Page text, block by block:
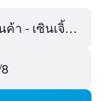
สถานีรถไฟศูนย์ประชุมและแสดงสินค้า - เซินเจิ้น, กวางตุ้ง, จีน